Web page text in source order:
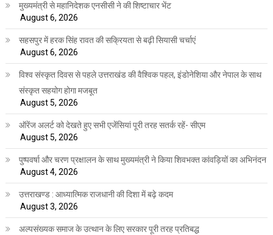
मुख्यमंत्री से महानिदेशक एनसीसी ने की शिष्टाचार भेंट
August 6, 2026
सहसपुर में हरक सिंह रावत की सक्रियता से बढ़ी सियासी चर्चाएं
August 6, 2026
विश्व संस्कृत दिवस से पहले उत्तराखंड की वैश्विक पहल, इंडोनेशिया और नेपाल के साथ
संस्कृत सहयोग होगा मजबूत
August 5, 2026
ऑरेंज अलर्ट को देखते हुए सभी एजेंसियां पूरी तरह सतर्क रहें- सीएम
August 5, 2026
पुष्पवर्षा और चरण प्रक्षालन के साथ मुख्यमंत्री ने किया शिवभक्त कांवड़ियों का अभिनंदन
August 4, 2026
उत्तराखण्ड : आध्यात्मिक राजधानी की दिशा में बढ़े कदम
August 3, 2026
अल्पसंख्यक समाज के उत्थान के लिए सरकार पूरी तरह प्रतिबद्ध